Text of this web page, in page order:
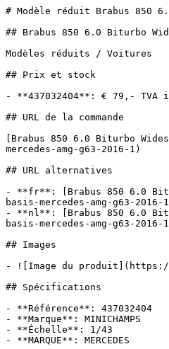
# Modèle réduit Brabus 850
## Brabus 850 6.0 Biturbo
Modèles réduits / Voitures
## Prix et stock
- **437032404**: € 79,- TVA
## URL de la commande
[Brabus 850 6.0 Biturbo
mercedes-amg-g63-2016-1)
## URL alternatives
- **fr**: [Brabus 850 6.0
basis-mercedes-amg-g63-2016-
- **nl**: [Brabus 850 6.0
basis-mercedes-amg-g63-2016-
## Images
- ![Image du produit](https://
## Spécifications
- **Référence**: 437032404
- **Marque**: MINICHAMPS
- **Échelle**: 1/43
- **MARQUE**: MERCEDES